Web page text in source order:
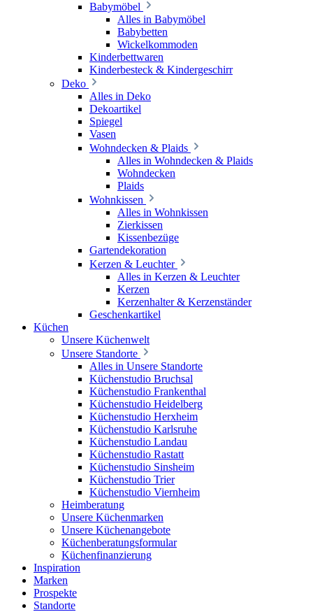
Babymöbel
Alles in Babymöbel
Babybetten
Wickelkommoden
Kinderbettwaren
Kinderbesteck & Kindergeschirr
Deko
Alles in Deko
Dekoartikel
Spiegel
Vasen
Wohndecken & Plaids
Alles in Wohndecken & Plaids
Wohndecken
Plaids
Wohnkissen
Alles in Wohnkissen
Zierkissen
Kissenbezüge
Gartendekoration
Kerzen & Leuchter
Alles in Kerzen & Leuchter
Kerzen
Kerzenhalter & Kerzenständer
Geschenkartikel
Küchen
Unsere Küchenwelt
Unsere Standorte
Alles in Unsere Standorte
Küchenstudio Bruchsal
Küchenstudio Frankenthal
Küchenstudio Heidelberg
Küchenstudio Herxheim
Küchenstudio Karlsruhe
Küchenstudio Landau
Küchenstudio Rastatt
Küchenstudio Sinsheim
Küchenstudio Trier
Küchenstudio Viernheim
Heimberatung
Unsere Küchenmarken
Unsere Küchenangebote
Küchenberatungsformular
Küchenfinanzierung
Inspiration
Marken
Prospekte
Standorte